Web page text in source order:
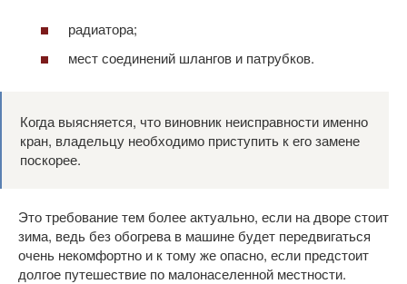
радиатора;
мест соединений шлангов и патрубков.
Когда выясняется, что виновник неисправности именно
кран, владельцу необходимо приступить к его замене
поскорее.
Это требование тем более актуально, если на дворе стоит
зима, ведь без обогрева в машине будет передвигаться
очень некомфортно и к тому же опасно, если предстоит
долгое путешествие по малонаселенной местности.